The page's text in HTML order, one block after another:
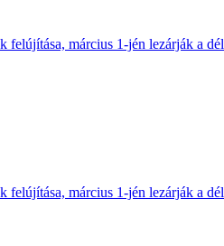
március 1-jén lezárják a
március 1-jén lezárják a